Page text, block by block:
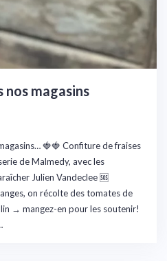
nos magasins
🍓🍓 Confiture de fraises
de Malmedy, avec les
Julien Vandeclee 🆘
on récolte des tomates de
→ mangez-en pour les soutenir!